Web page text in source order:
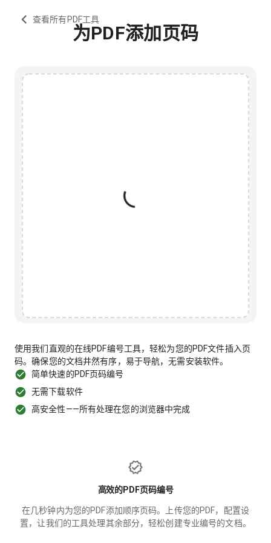
查看所有PDF工具
为PDF添加页码
使用我们直观的在线PDF编号工具，轻松为您的PDF文件插入页
码。确保您的文档井然有序，易于导航，无需安装软件。
简单快速的PDF页码编号
无需下载软件
高安全性——所有处理在您的浏览器中完成
高效的PDF页码编号
在几秒钟内为您的PDF添加顺序页码。上传您的PDF，配置设
置，让我们的工具处理其余部分，轻松创建专业编号的文档。